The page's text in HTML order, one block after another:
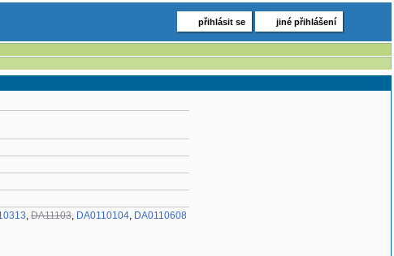
přihlásit se jiné přihlášení
, DA11103, DA0110104, DA0110608